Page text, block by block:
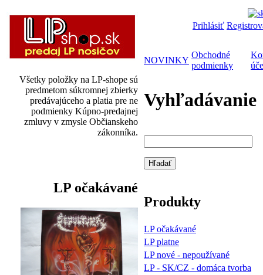
Všetky položky na LP-shope sú
predmetom súkromnej zbierky
predávajúceho a platia pre ne
podmienky Kúpno-predajnej
zmluvy v zmysle Občianskeho
zákonníka.
LP očakávané
Prihlásiť
NOVINKY
Obchodné
podmienky
Vyhľadávanie
Produkty
LP očakávané
LP platne
LP nové - nepoužívané
LP - SK/CZ - domáca tvorba